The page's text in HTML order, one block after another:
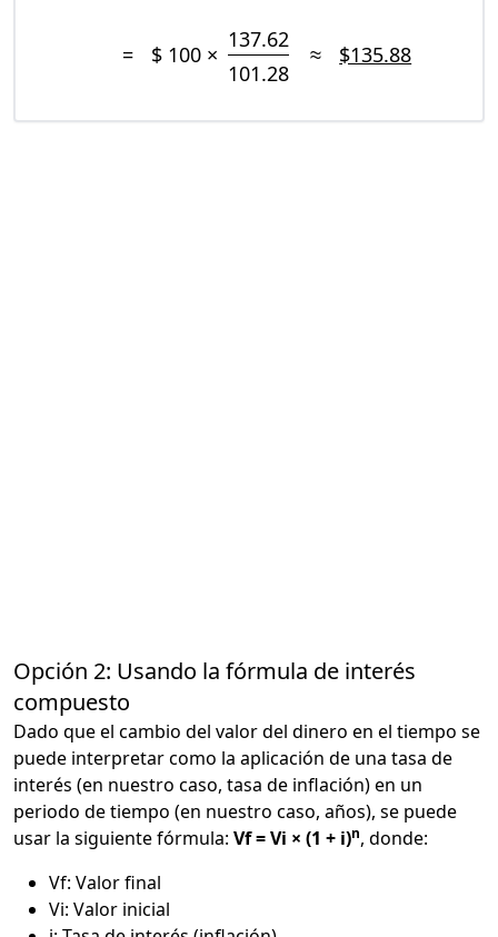
= $ 100 ×
137.62
101.28
≈ $135.88
Opción 2: Usando la fórmula de interés
compuesto
Dado que el cambio del valor del dinero en el tiempo se
puede interpretar como la aplicación de una tasa de
interés (en nuestro caso, tasa de inflación) en un
periodo de tiempo (en nuestro caso, años), se puede
usar la siguiente fórmula: Vf = Vi × (1 + i)n, donde:
Vf: Valor final
Vi: Valor inicial